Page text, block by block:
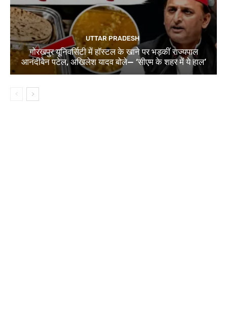
UTTAR PRADESH
गोरखपुर यूनिवर्सिटी में हॉस्टल के खाने पर भड़कीं राज्यपाल
आनंदीबेन पटेल, अखिलेश यादव बोले— ‘सीएम के शहर में ये हाल’